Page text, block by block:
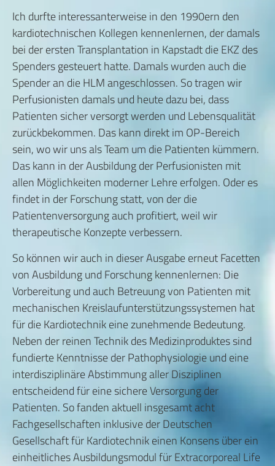
Ich durfte interessanterweise in den 1990ern den
kardiotechnischen Kollegen kennenlernen, der damals
bei der ersten Transplantation in Kapstadt die EKZ des
Spenders gesteuert hatte. Damals wurden auch die
Spender an die HLM angeschlossen. So tragen wir
Perfusionisten damals und heute dazu bei, dass
Patienten sicher versorgt werden und Lebensqualität
zurückbekommen. Das kann direkt im OP-Bereich
sein, wo wir uns als Team um die Patienten kümmern.
Das kann in der Ausbildung der Perfusionisten mit
allen Möglichkeiten moderner Lehre erfolgen. Oder es
findet in der Forschung statt, von der die
Patientenversorgung auch profitiert, weil wir
therapeutische Konzepte verbessern.
So können wir auch in dieser Ausgabe erneut Facetten
von Ausbildung und Forschung kennenlernen: Die
Vorbereitung und auch Betreuung von Patienten mit
mechanischen Kreislaufunterstützungssystemen hat
für die Kardiotechnik eine zunehmende Bedeutung.
Neben der reinen Technik des Medizinproduktes sind
fundierte Kenntnisse der Pathophysiologie und eine
interdisziplinäre Abstimmung aller Disziplinen
entscheidend für eine sichere Versorgung der
Patienten. So fanden aktuell insgesamt acht
Fachgesellschaften inklusive der Deutschen
Gesellschaft für Kardiotechnik einen Konsens über ein
einheitliches Ausbildungsmodul für Extracorporeal Life